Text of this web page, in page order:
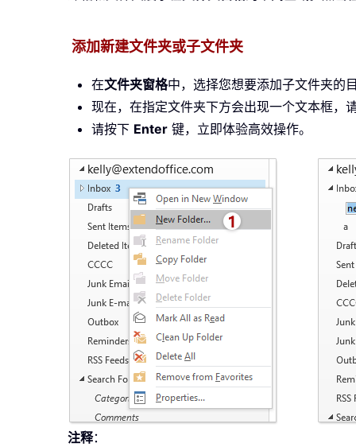
添加新建文件夹或子文件夹
在文件夹窗格中，选择您想要添加子文件夹的
现在，在指定文件夹下方会出现一个文本框，
请按下 Enter 键，立即体验高效操作。
注释：